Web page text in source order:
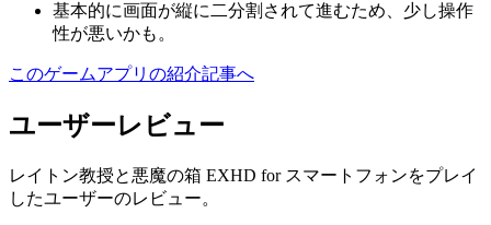
基本的に画面が縦に二分割 されて進むため、少し操作
性が悪いかも。
このゲームアプリの紹介記事へ
ユーザーレビュー
レイトン教授と悪魔の箱 EXHD for スマートフォンをプレイ
したユーザーのレビュー。